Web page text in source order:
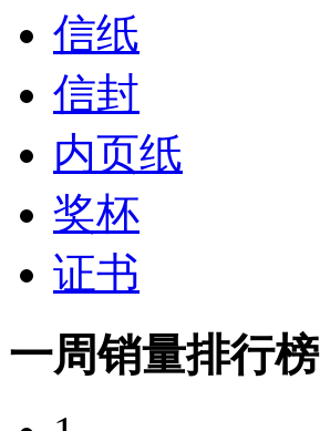
信纸
信封
内页纸
奖杯
证书
一周销量排行榜